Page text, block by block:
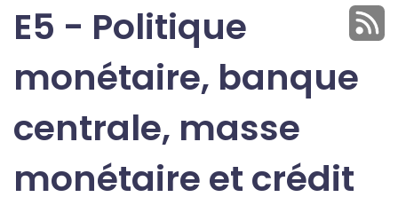
E5 - Politique
monétaire, banque
centrale, masse
monétaire et crédit